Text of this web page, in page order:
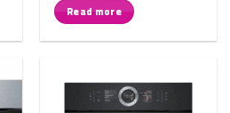
Read more